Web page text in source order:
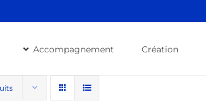
Accompagnement Création